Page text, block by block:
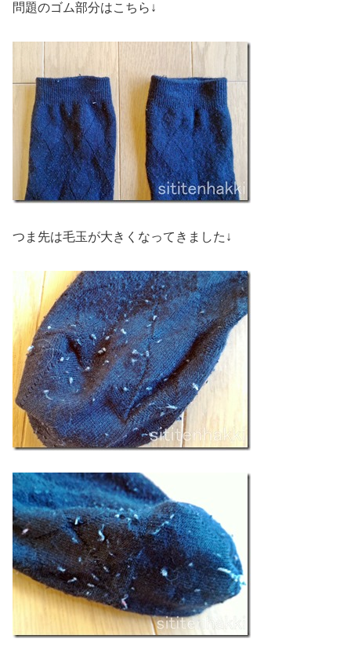
問題のゴム部分はこちら↓
つま先は毛玉が大きくなってきました↓